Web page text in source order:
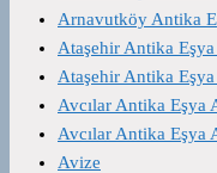
Arnavutköy Antika
Ataşehir Antika
Ataşehir Antika
Avcılar Antika Eşya
Avcılar Antika Eşya
Avize